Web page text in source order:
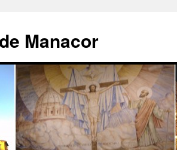
Manacor